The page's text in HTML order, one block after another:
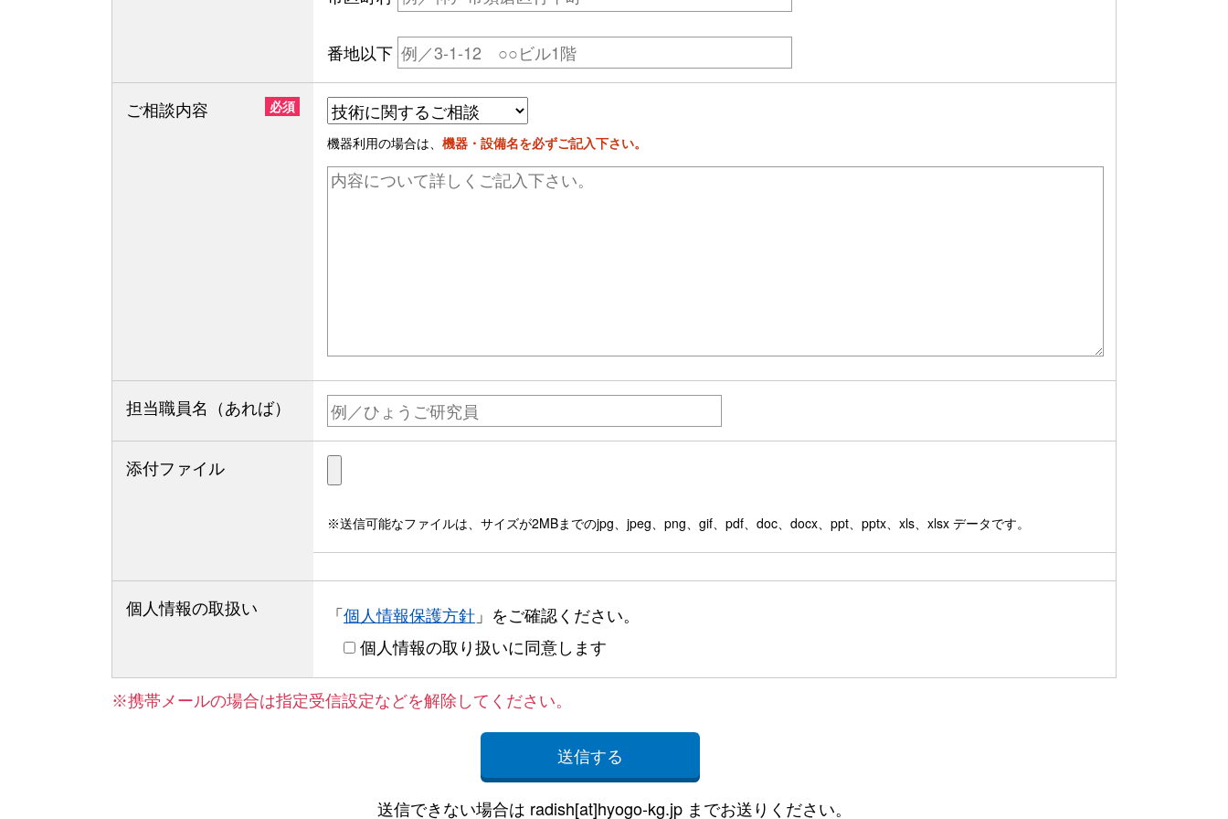
番地以下
ご相談内容
必須
機器利用の場合は、 機器・設備名を必ずご記入下さい。
担当職員名（あれば）
添付ファイル
送信可能なファイルは、サイズが2MBまでのjpg、jpeg、png、gif、pdf、doc、docx、ppt、pptx、xls、xlsx データです。
個人情報の取扱い 「個人情報保護方針 」をご確認ください。
個人情報の取り扱いに同意します
携帯メールの場合は指定受信設定などを解除してください。
送信できない場合は radish[at]hyogo-kg.jp までお送りください。